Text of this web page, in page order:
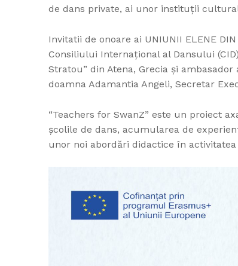
de dans private, ai unor instituții
Invitatii de onoare ai UNIUNII ELENE
Consiliului Internaţional al Dansului
Stratou” din Atena, Grecia şi
doamna Adamantia Angeli, Secretar
“Teachers for SwanZ” este un proiect
școlile de dans, acumularea de
unor noi abordări didactice în